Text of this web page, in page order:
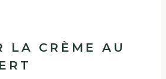
LA CRÈME AU